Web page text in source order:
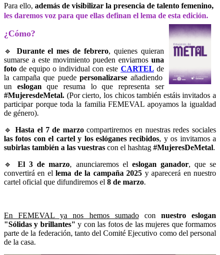
Para ello, además de visibilizar la presencia de talento femenino,
les daremos voz para que ellas definan el lema de esta edición.
¿Cómo?
🔹 Durante el mes de febrero, quienes quieran
sumarse a este movimiento pueden enviarnos una
fotode equipo o individual con este CARTEL de
la campaña que puedepersonalizarseañadiendo
un eslogan que resuma lo que representa ser
#MujeresdeMetal. (Por cierto, los chicos también estáis invitados a
participar porque toda la familia FEMEVAL apoyamos la igualdad
de género).
🔹Hasta el 7 de marzocompartiremos en nuestras redes sociales
las fotos con el cartel y los eslóganes recibidos, y os invitamos a
subirlas también a las vuestras con el hashtag #MujeresDeMetal.
🔹El 3 de marzo, anunciaremos el eslogan ganador, que se
convertirá en ellema de la campaña 2025 y aparecerá en nuestro
cartel oficial que difundiremos el 8 de marzo.
En FEMEVAL ya nos hemos sumadocon nuestro eslogan
"Sólidas y brillantes"y con las fotos de las mujeres que formamos
parte de la federación, tanto del Comité Ejecutivo como del personal
de la casa.